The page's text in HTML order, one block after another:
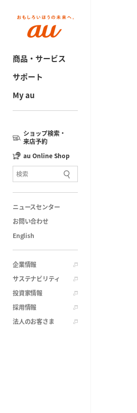
商品・サービス
サポート
My au
ショップ検索・
来店予約
au Online Shop
ニュースセンター
お問い合わせ
English
企業情報
サステナビリティ
投資家情報
採用情報
法人のお客さま